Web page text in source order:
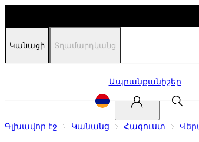
Կանացի Տղամարդկանց
Ապրանքանիշեր
Գլխավոր էջ Կանանց Հագուստ